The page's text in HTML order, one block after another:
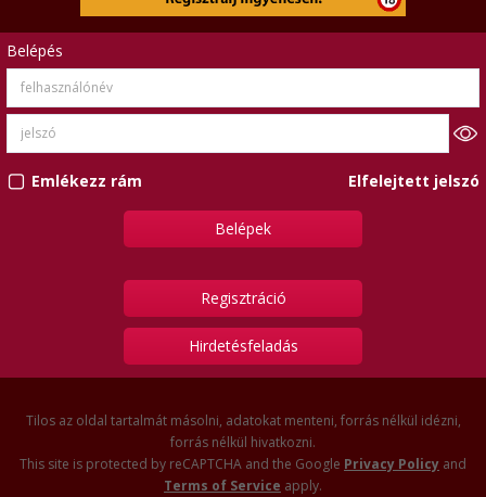
Belépés
Emlékezz rám Elfelejtett jelszó
Regisztráció
Hirdetésfeladás
Tilos az oldal tartalmát másolni, adatokat menteni, forrás nélkül idézni,
forrás nélkül hivatkozni.
This site is protected by reCAPTCHA and the Google Privacy Policy and
Terms of Service apply.